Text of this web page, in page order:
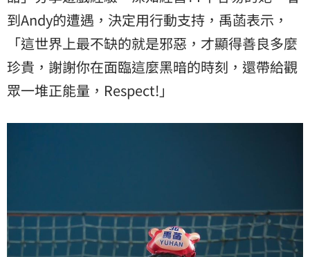
到Andy的遭遇，決定用行動支持，禹菡表示，
「這世界上最不缺的就是邪惡，才顯得善良多麼
珍貴，謝謝你在面臨這麼黑暗的時刻，還帶給觀
眾一堆正能量，Respect!」